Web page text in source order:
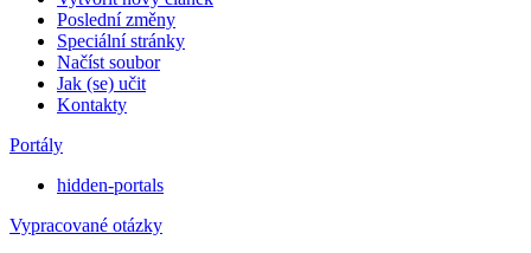
Poslední změny
Speciální stránky
Načíst soubor
Jak (se) učit
Kontakty
Portály
hidden-portals
Vypracované otázky